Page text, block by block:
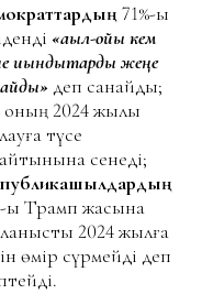
71%-ы
«ақыл-ойы кем
қиындықтарды жеңе
деп санайды;
оның 2024 жылы
түсе
сенеді;
ы Трамп жасына
2024 жылға
өмір сүрмейді деп